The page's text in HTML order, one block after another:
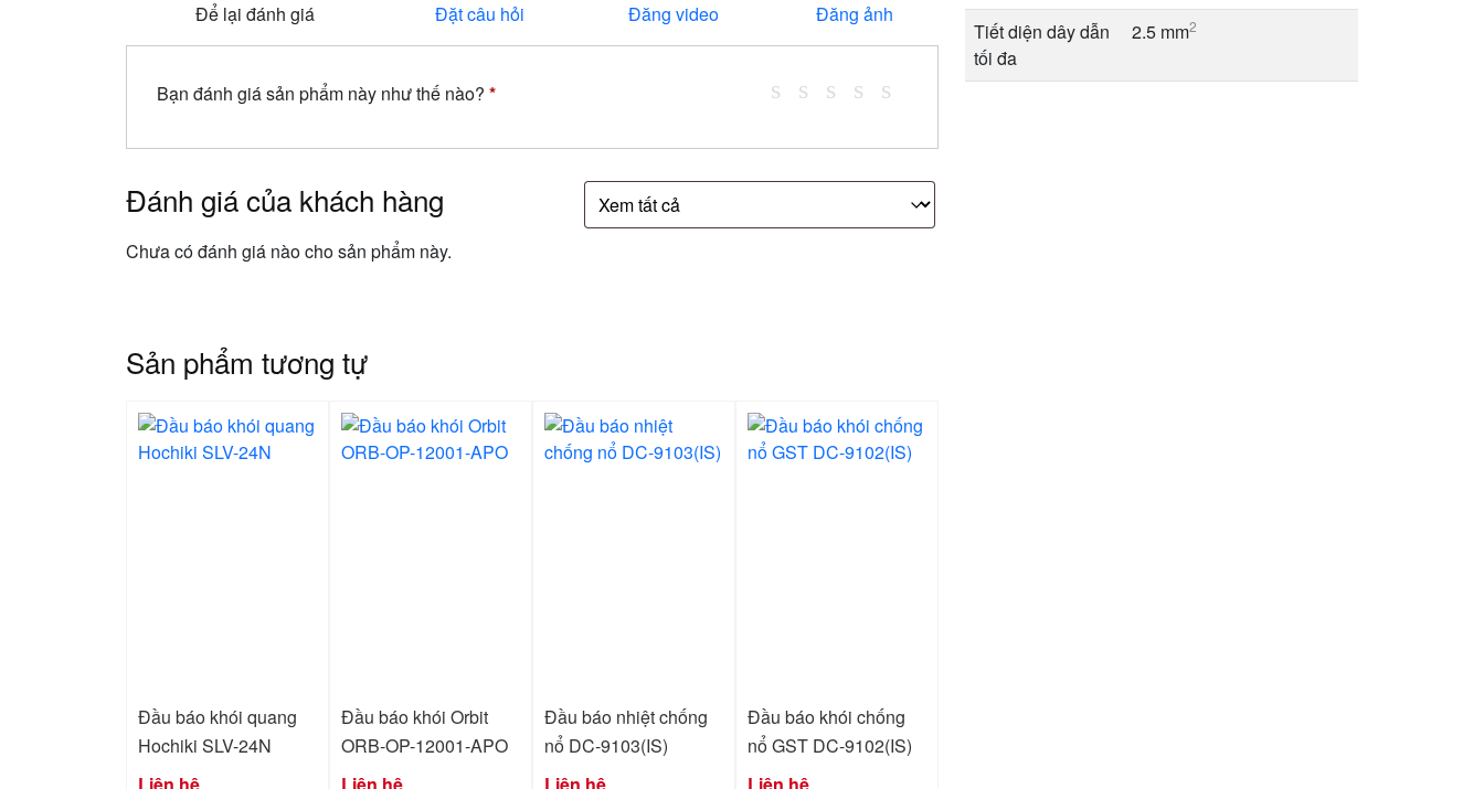
Để lại đánh giá Đặt câu hỏi Đăng video Đăng ảnh
Bạn đánh giá sản phẩm này như thế nào? *
Đánh giá của khách hàng
Chưa có đánh giá nào cho sản phẩm này.
Sản phẩm tương tự
Đầu báo khói quang
Hochiki SLV-24N
Đầu báo khói Orbit
ORB-OP-12001-APO
Đầu báo nhiệt chống
nổ DC-9103(IS)
Đầu báo khói chống
nổ GST DC-9102(IS)
Tiết diện dây dẫn
tối đa
2.5 mm2